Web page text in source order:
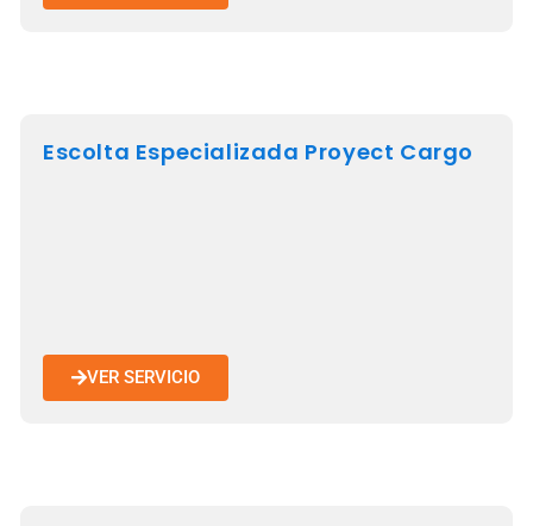
Escolta Especializada Proyect Cargo
VER SERVICIO